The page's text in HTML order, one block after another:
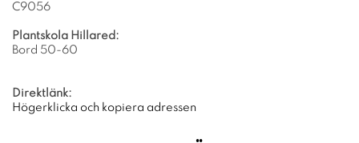
C9056
Plantskola Hillared:
Bord 50-60
Direktlänk:
Högerklicka och kopiera adressen